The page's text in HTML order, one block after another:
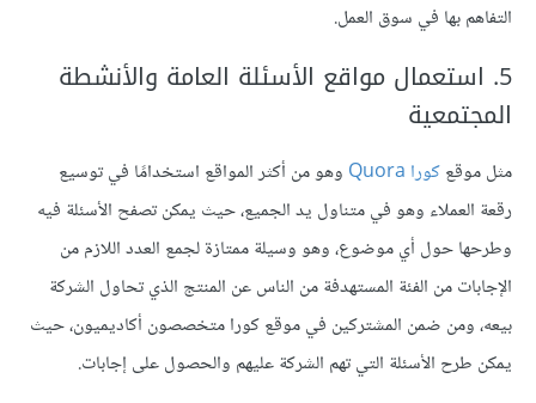
التفاهم بها في سوق العمل.
5. استعمال مواقع الأسئلة العامة والأنشطة
المجتمعية
مثل موقعكورا Quora
وهو من أكثر المواقع استخدامًا في توسيع
رقعة العملاء وهو في متناول يد الجميع، حيث يمكن تصفح الأسئلة فيه
وطرحها حول أي موضوع، وهو وسيلة ممتازة لجمع العدد اللازم من
الإجابات من الفئة المستهدفة من الناس عن المنتج الذي تحاول الشركة
بيعه، ومن ضمن المشتركين في موقع كورا متخصصون أكاديميون، حيث
يمكن طرح الأسئلة التي تهم الشركة عليهم والحصول على إجابات.